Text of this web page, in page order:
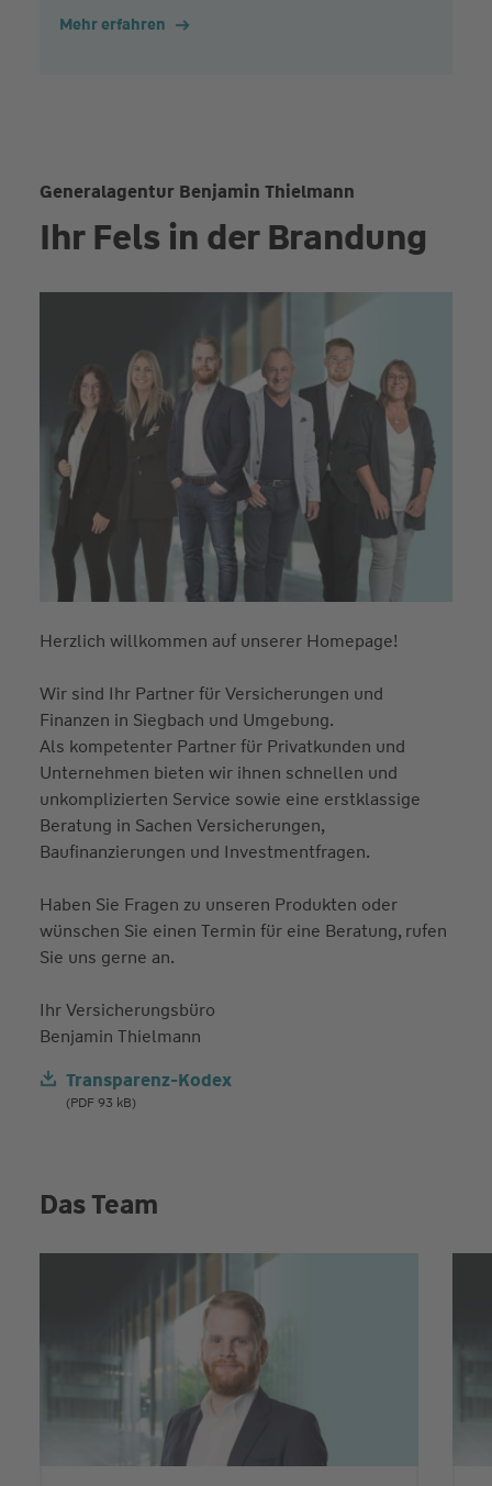
Mehr erfahren
Generalagentur Benjamin Thielmann
Ihr Fels in der Brandung
Herzlich willkommen auf unserer Homepage!
Wir sind Ihr Partner für Versicherungen und
Finanzen in Siegbach und Umgebung.
Als kompetenter Partner für Privatkunden und
Unternehmen bieten wir ihnen schnellen und
unkomplizierten Service sowie eine erstklassige
Beratung in Sachen Versicherungen,
Baufinanzierungen und Investmentfragen.
Haben Sie Fragen zu unseren Produkten oder
wünschen Sie einen Termin für eine Beratung, rufen
Sie uns gerne an.
Ihr Versicherungsbüro
Benjamin Thielmann
Transparenz-Kodex
(PDF 93 kB)
Das Team